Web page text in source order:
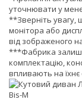
уточнювати у
**Зверніть увагу,
монітора або
від зображеного
***Фабрика
комплектацію,
впливають на